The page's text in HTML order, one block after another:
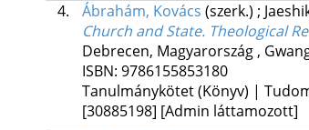
4.
Ábrahám, Kovács (szerk.) ;
Church and State. Theological
Debrecen, Magyarország ,
ISBN: 9786155853180
Tanulmánykötet (Könyv) |
[30885198] [Admin láttamozott]